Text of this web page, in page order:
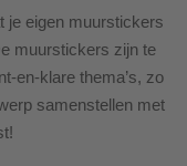
je eigen muurstickers
muurstickers zijn te
en-klare thema’s, zo
samenstellen met